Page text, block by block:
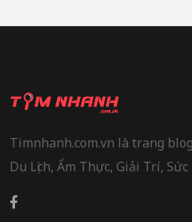
Timnhanh.com.vn là trang
Du Lịch, Ẩm Thực, Giải Trí,